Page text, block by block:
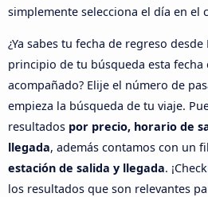
simplemente selecciona el día en el
¿Ya sabes tu fecha de regreso
principio de tu búsqueda esta fecha
acompañado? Elije el número de
empieza la búsqueda de tu viaje.
resultados por precio, horario de
llegada, además contamos con un
estación de salida y llegada.
los resultados que son relevantes